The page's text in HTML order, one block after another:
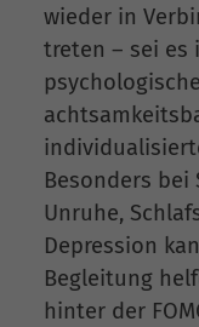
wieder in
treten – sei es
Besonders
Unruhe,
Depression
Begleitung
hinter der